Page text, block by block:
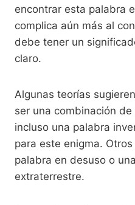
encontrar esta palabra
complica aún más al
debe tener un
claro.
Algunas teorías
ser una combinación
incluso una palabra
para este enigma.
palabra en desuso o
extraterrestre.